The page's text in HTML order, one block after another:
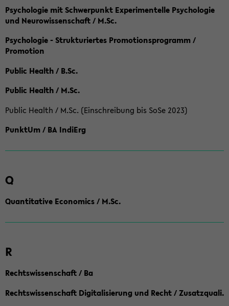
Psychologie mit Schwerpunkt Experimentelle Psychologie
und Neurowissenschaft / M.Sc.
Psychologie - Strukturiertes Promotionsprogramm /
Promotion
Public Health / B.Sc.
Public Health / M.Sc.
Public Health / M.Sc. (Einschreibung bis SoSe 2023)
PunktUm / BA IndiErg
Q
Quantitative Economics / M.Sc.
R
Rechtswissenschaft / Ba
Rechtswissenschaft Digitalisierung und Recht / Zusatzquali.